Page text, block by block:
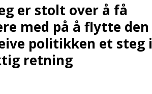
er stolt over å få
med på å flytte den
politikken et steg i
retning